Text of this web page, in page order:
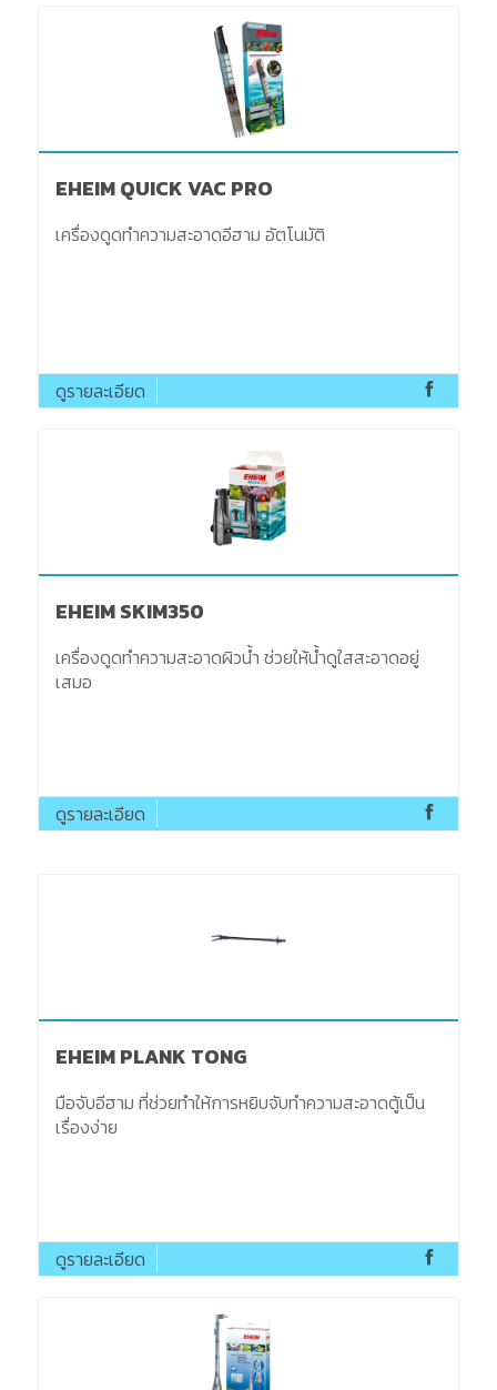
EHEIM QUICK VAC PRO
เครื่องดูดทำความสะอาดอีฮาม อัตโนมัติ
ดูรายละเอียด
EHEIM SKIM350
เครื่องดูดทำความสะอาดผิวน้ำ ช่วยให้น้ำดูใสสะอาดอยู่
เสมอ
ดูรายละเอียด
EHEIM PLANK TONG
มือจับอีฮาม ที่ช่วยทำให้การหยิบจับทำความสะอาดตู้เป็น
เรื่องง่าย
ดูรายละเอียด